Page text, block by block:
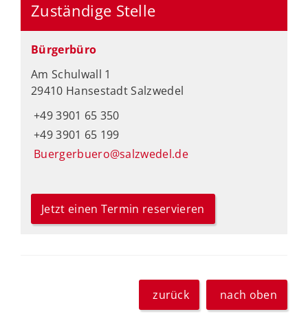
Zuständige Stelle
Bürgerbüro
Am Schulwall 1
29410 Hansestadt Salzwedel
+49 3901 65 350
+49 3901 65 199
Buergerbuero@salzwedel.de
Jetzt einen Termin reservieren
zurück nach oben